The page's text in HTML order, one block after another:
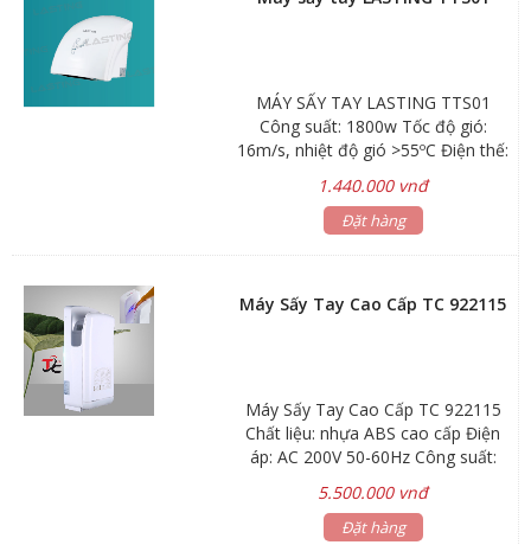
trường Tự động hoạt động bằng
mùa hè Chức năng kiểm tra an toàn
ngừng hoạt động ngay lập tức trong
trường hợp máy sấy bị quá tải Thiết
kế treo tường
MÁY SẤY TAY LASTING TTS01
Công suất: 1800w Tốc độ gió:
16m/s, nhiệt độ gió >55ºC Điện thế:
cách cảm ứng: <=20 Cm Kích thước
(mm): R240 x D240 x C230 Chất
1.440.000 vnđ
Đặt hàng
Máy Sấy Tay Cao Cấp TC 922115
Máy Sấy Tay Cao Cấp TC 922115
Chất liệu: nhựa ABS cao cấp Điện
áp: AC 200V 50-60Hz Công suất:
điện: 6.5A Lớp chống thấm: 1PX1
Lưu lượng gió: 86m/s Động cơ:
5.500.000 vnđ
Đặt hàng